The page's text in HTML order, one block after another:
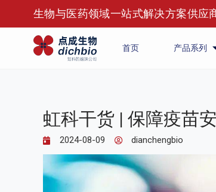
生物与医药领域一站式解决方案供应
首页 产品系列
虹科干货 | 保障疫苗
2024-08-09 dianchengbio